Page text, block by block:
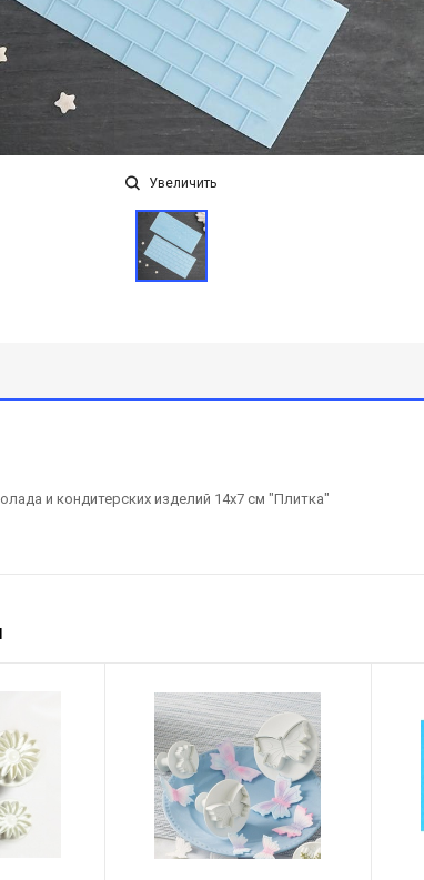
Увеличить
и кондитерских изделий 14х7 см "Плитка"